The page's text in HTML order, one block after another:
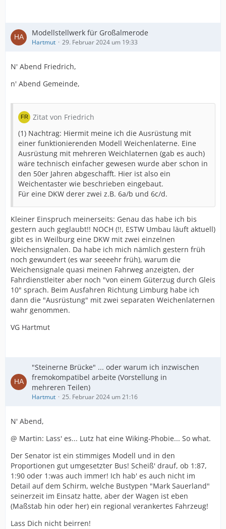
Modellstellwerk für Großalmerode
Hartmut 29. Februar 2024 um 19:33
N' Abend Friedrich,
n' Abend Gemeinde,
Zitat von Friedrich
(1) Nachtrag: Hiermit meine ich die Ausrüstung mit
einer funktionierenden Modell Weichenlaterne. Eine
Ausrüstung mit mehreren Weichlaternen (gab es auch)
wäre technisch einfacher gewesen wurde aber schon in
den 50er Jahren abgeschafft. Hier ist also ein
Weichentaster wie beschrieben eingebaut.
Für eine DKW derer zwei z.B. 6a/b und 6c/d.
Kleiner Einspruch meinerseits: Genau das habe ich bis
gestern auch geglaubt!! NOCH (!!, ESTW Umbau läuft aktuell)
gibt es in Weilburg eine DKW mit zwei einzelnen
Weichensignalen. Da habe ich mich nämlich gestern früh
noch gewundert (es war seeeehr früh), warum die
Weichensignale quasi meinen Fahrweg anzeigten, der
Fahrdienstleiter aber noch "von einem Güterzug durch Gleis
10" sprach. Beim Ausfahren Richtung Limburg habe ich
dann die "Ausrüstung" mit zwei separaten Weichenlaternen
wahr genommen.
VG Hartmut
"Steinerne Brücke" ... oder warum ich inzwischen
fremokompatibel arbeite (Vorstellung in
mehreren Teilen)
Hartmut 25. Februar 2024 um 21:16
N' Abend,
@ Martin: Lass' es... Lutz hat eine Wiking-Phobie... So what.
Der Senator ist ein stimmiges Modell und in den
Proportionen gut umgesetzter Bus! Scheiß' drauf, ob 1:87,
1:90 oder 1:was auch immer! Ich hab' es auch nicht im
Detail auf dem Schirm, welche Bustypen "Mark Sauerland"
seinerzeit im Einsatz hatte, aber der Wagen ist eben
(Maßstab hin oder her) ein regional verankertes Fahrzeug!
Lass Dich nicht beirren!